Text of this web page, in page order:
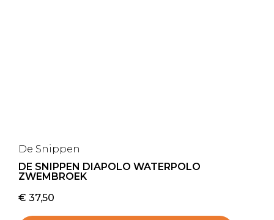
De Snippen
DE SNIPPEN DIAPOLO WATERPOLO
ZWEMBROEK
€ 37,50